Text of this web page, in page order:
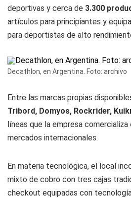
deportivas y cerca de 3.300
artículos para principiantes y
para deportistas de alto
Decathlon, en Argentina. Foto: archivo
Entre las marcas propias
Tribord, Domyos, Rockrider,
líneas que la empresa comercializa
mercados internacionales.
En materia tecnológica, el local
mixto de cobro con tres cajas
checkout equipadas con